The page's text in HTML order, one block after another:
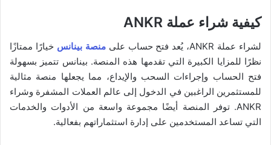
كيفية شراء عملة ANKR
لشراء عملة ANKR، يُعد فتح حساب على منصة بينانس خيارًا ممتازًا
نظرًا للمزايا الكبيرة التي تقدمها هذه المنصة. بينانس تتميز بسهولة
فتح الحساب وإجراءات السحب والإيداع، مما يجعلها منصة مثالية
للمستثمرين الراغبين في الدخول إلى عالم العملات المشفرة وشراء
ANKR. توفر المنصة أيضًا مجموعة واسعة من الأدوات والخدمات
التي تساعد المستخدمين على إدارة استثماراتهم بفعالية.